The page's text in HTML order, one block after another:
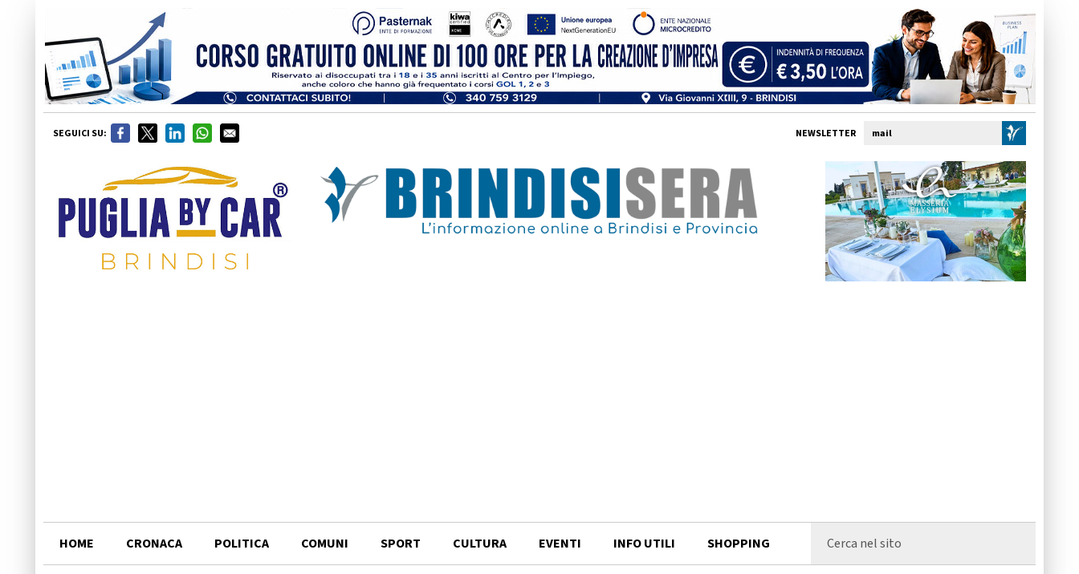
SEGUICI SU: NEWSLETTER
HOME CRONACA POLITICA COMUNI SPORT CULTURA EVENTI INFO UTILI SHOPPING